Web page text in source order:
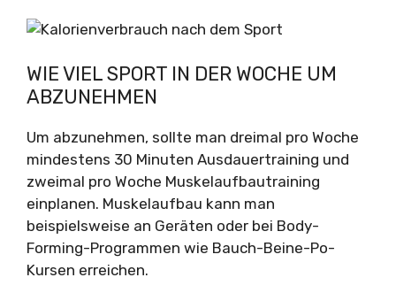
WIE VIEL SPORT IN DER WOCHE UM
ABZUNEHMEN
Um abzunehmen, sollte man dreimal pro Woche
mindestens 30 Minuten Ausdauertraining und
zweimal pro Woche Muskelaufbautraining
einplanen. Muskelaufbau kann man
beispielsweise an Geräten oder bei Body-
Forming-Programmen wie Bauch-Beine-Po-
Kursen erreichen.